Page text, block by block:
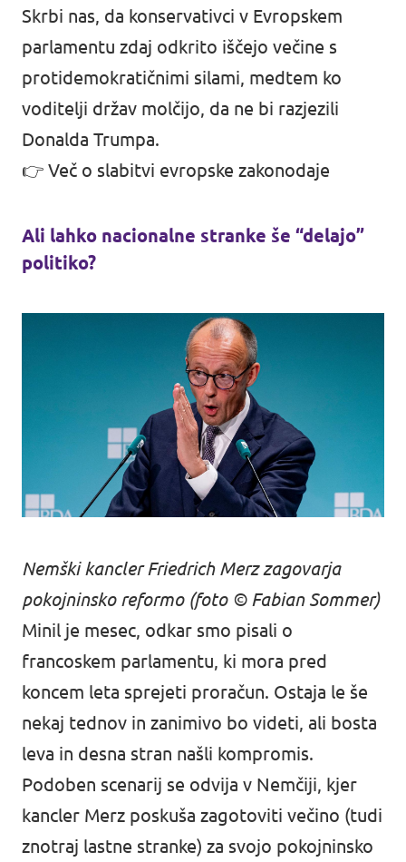
Skrbi nas, da konservativci v Evropskem
parlamentu zdaj odkrito iščejo večine s
protidemokratičnimi silami, medtem ko
voditelji držav molčijo, da ne bi razjezili
Donalda Trumpa.
👉 Več o slabitvi evropske zakonodaje
Ali lahko nacionalne stranke še “delajo”
politiko?
Nemški kancler Friedrich Merz zagovarja
pokojninsko reformo (foto © Fabian Sommer)
Minil je mesec, odkar smo pisali o
francoskem parlamentu, ki mora pred
koncem leta sprejeti proračun. Ostaja le še
nekaj tednov in zanimivo bo videti, ali bosta
leva in desna stran našli kompromis.
Podoben scenarij se odvija v Nemčiji, kjer
kancler Merz poskuša zagotoviti večino (tudi
znotraj lastne stranke) za svojo pokojninsko